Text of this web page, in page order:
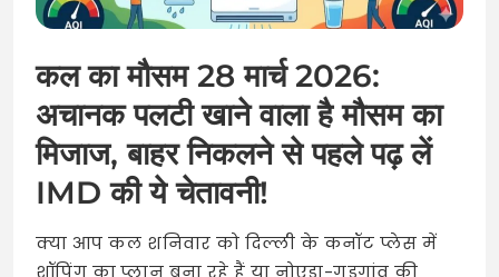
कल का मौसम 28 मार्च 2026:
अचानक पलटी खाने वाला है मौसम का
मिजाज, बाहर निकलने से पहले पढ़ लें
IMD की ये चेतावनी!
क्या आप कल शनिवार को दिल्ली के कनॉट प्लेस में